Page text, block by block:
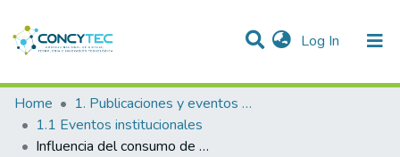
Log In (current)
Communities & Collections
Research Outputs
Home
1. Publicaciones y eventos institucionales
1.1 Eventos institucionales
Influencia del consumo de quinua sobre parámetros bioquímicos e histomorfometría intestinal en ratas obesas